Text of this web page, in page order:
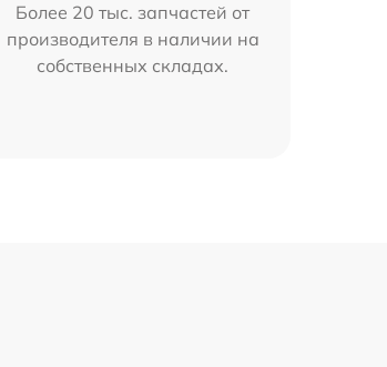
Более 20 тыс. запчастей от
производителя в наличии на
собственных складах.